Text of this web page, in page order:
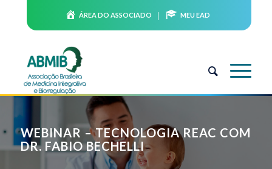
ÁREA DO ASSOCIADO MEU EAD
WEBINAR – TECNOLOGIA REAC COM
DR. FABIO BECHELLI